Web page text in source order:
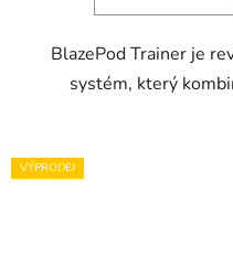
BlazePod Trainer je
systém, který
VÝPRODEJ